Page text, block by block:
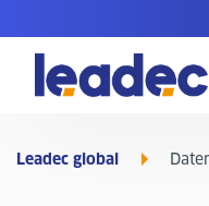
Zur
Homepage
Leadec global